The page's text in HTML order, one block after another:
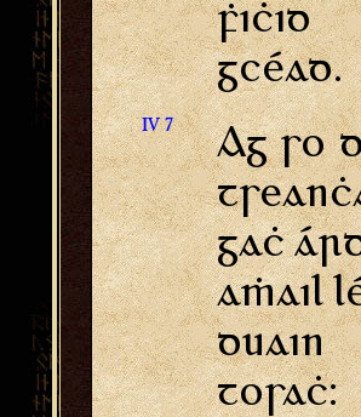
ḟiċid
gcéad.
IV 7
Ag so
gaċ
aṁail